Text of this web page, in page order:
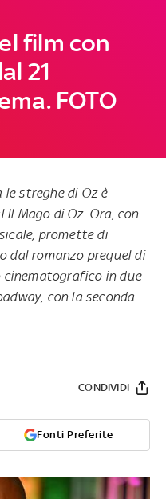
film con
21
FOTO
streghe di Oz è
Mago di Oz. Ora, con
promette di
dal romanzo prequel di
cinematografico in due
con la seconda
Fonti Preferite
CONDIVIDI